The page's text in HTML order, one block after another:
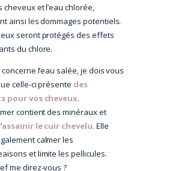
cheveux et l’eau chlorée,
ainsi les dommages potentiels.
seront protégés des effets
du chlore.
concerne l’eau salée, je dois vous
celle-ci présente des
pour vos cheveux.
mer contient des minéraux et
assainir le cuir chevelu. Elle
calmer les
et limite les pellicules.
me direz-vous ?